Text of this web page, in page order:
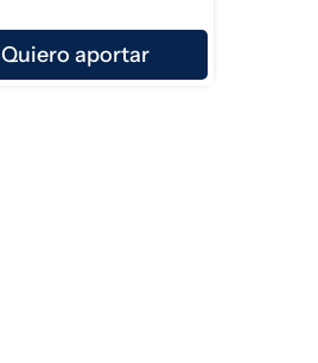
Quiero aportar